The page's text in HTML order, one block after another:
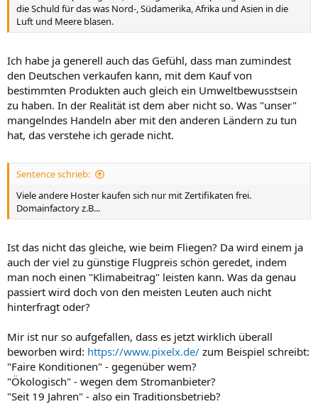
die Schuld für das was Nord-, Südamerika, Afrika und Asien in die
Luft und Meere blasen.
Ich habe ja generell auch das Gefühl, dass man zumindest
den Deutschen verkaufen kann, mit dem Kauf von
bestimmten Produkten auch gleich ein Umweltbewusstsein
zu haben. In der Realität ist dem aber nicht so. Was "unser"
mangelndes Handeln aber mit den anderen Ländern zu tun
hat, das verstehe ich gerade nicht.
Sentence schrieb:
Viele andere Hoster kaufen sich nur mit Zertifikaten frei.
Domainfactory z.B...
Ist das nicht das gleiche, wie beim Fliegen? Da wird einem ja
auch der viel zu günstige Flugpreis schön geredet, indem
man noch einen "Klimabeitrag" leisten kann. Was da genau
passiert wird doch von den meisten Leuten auch nicht
hinterfragt oder?
Mir ist nur so aufgefallen, dass es jetzt wirklich überall
beworben wird: https://www.pixelx.de/ zum Beispiel schreibt:
"Faire Konditionen" - gegenüber wem?
"Ökologisch" - wegen dem Stromanbieter?
"Seit 19 Jahren" - also ein Traditionsbetrieb?